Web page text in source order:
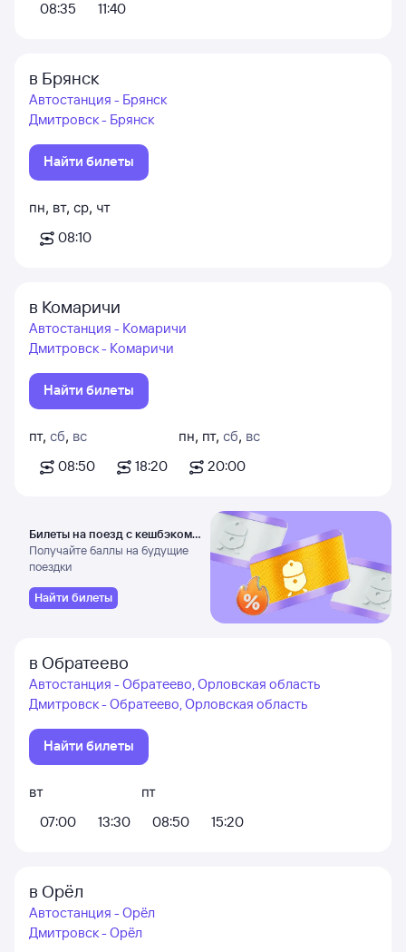
08:35
11:40
в Брянск
Автостанция - Брянск
Дмитровск - Брянск
Найти билеты
пн, вт, ср, чт
08:10
в Комаричи
Автостанция - Комаричи
Дмитровск - Комаричи
Найти билеты
пт, сб, вс
08:50
18:20
пн, пт, сб, вс
20:00
Билеты на поезд с кешбэком
3%
Получайте баллы на будущие
поездки
Найти билеты
в Обратеево
Автостанция - Обратеево, Орловская область
Дмитровск - Обратеево, Орловская область
Найти билеты
вт
07:00
13:30
пт
08:50
15:20
в Орёл
Автостанция - Орёл
Дмитровск - Орёл